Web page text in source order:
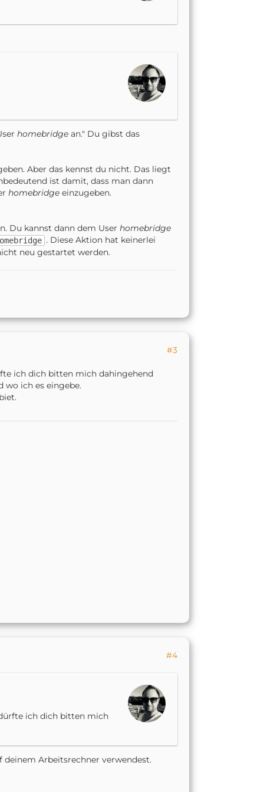
homebridge an." Du gibst das
Aber das kennst du nicht. Das liegt
ist damit, dass man dann
homebridge einzugeben.
Du kannst dann dem User homebridge
. Diese Aktion hat keinerlei
neu gestartet werden.
#3
ich dich bitten mich dahingehend
wo ich es eingebe.
#4
ich dich bitten mich
deinem Arbeitsrechner verwendest.